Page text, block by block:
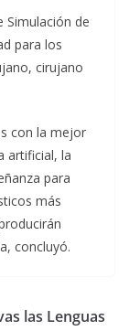
Simulación de
para los
cirujano
con la mejor
artificial, la
para
más
concluyó.
las Lenguas